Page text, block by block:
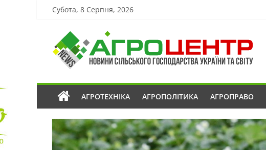
Субота, 8 Серпня, 2026
АГРОТЕХНІКА АГРОПОЛІТИКА АГРОПРАВО